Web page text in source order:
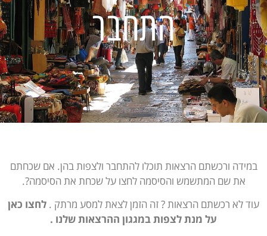
התחבר
במידה ורכשתם הרצאות תוכלו להתחבר ולצפות בהן. אם שכחתם
את שם המתשמש והסיסמה לחצו על שכחת את הסיסמה?.
עוד לא רכשתם הרצאות ? זה הזמן לצאת למסע מרתק . לחצו כאן
על מנת לצפות במגגון ההרצאות שלנו .